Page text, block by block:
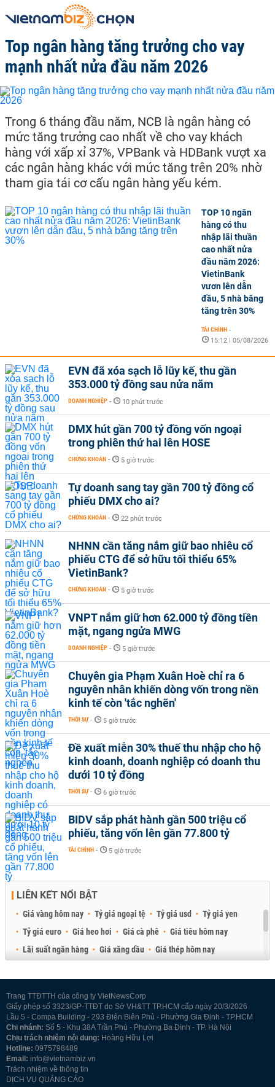
Top ngân hàng tăng trưởng cho vay
mạnh nhất nửa đầu năm 2026
Trong 6 tháng đầu năm, NCB là ngân hàng có
mức tăng trưởng cao nhất về cho vay khách
hàng với xấp xỉ 37%, VPBank và HDBank vượt xa
các ngân hàng khác với mức tăng trên 20% nhờ
tham gia tái cơ cấu ngân hàng yếu kém.
TOP 10 ngân
hàng có thu
nhập lãi thuần
cao nhất nửa
đầu năm 2026:
VietinBank
vươn lên dẫn
đầu, 5 nhà băng
tăng trên 30%
TÀI CHÍNH -
15:12 | 05/08/2026
EVN đã xóa sạch lỗ lũy kế, thu gần
353.000 tỷ đồng sau nửa năm
DOANH NGHIỆP - 10 phút trước
DMX hút gần 700 tỷ đồng vốn ngoại
trong phiên thứ hai lên HOSE
CHỨNG KHOÁN - 5 giờ trước
Tự doanh sang tay gần 700 tỷ đồng cổ
phiếu DMX cho ai?
CHỨNG KHOÁN - 22 phút trước
NHNN cần tăng nắm giữ bao nhiêu cổ
phiếu CTG để sở hữu tối thiểu 65%
VietinBank?
CHỨNG KHOÁN - 5 giờ trước
VNPT nắm giữ hơn 62.000 tỷ đồng tiền
mặt, ngang ngửa MWG
DOANH NGHIỆP - 5 giờ trước
Chuyên gia Phạm Xuân Hoè chỉ ra 6
nguyên nhân khiến dòng vốn trong nền
kinh tế còn 'tắc nghẽn'
THỜI SỰ - 5 giờ trước
Đề xuất miễn 30% thuế thu nhập cho hộ
kinh doanh, doanh nghiệp có doanh thu
dưới 10 tỷ đồng
THỜI SỰ - 6 giờ trước
BIDV sắp phát hành gần 500 triệu cổ
phiếu, tăng vốn lên gần 77.800 tỷ
TÀI CHÍNH - 5 giờ trước
LIÊN KẾT NỔI BẬT
Giá vàng hôm nay Tỷ giá ngoại tệ Tỷ giá usd
Tỷ giá yen
Tỷ giá euro
Giá heo hơi Giá cà phê
Giá tiêu hôm nay
Lãi suất ngân hàng
Giá xăng dầu
Giá thép hôm nay
Trang TTĐTTH của công ty VietNewsCorp
Giấy phép số 3323/GP-TTĐT do Sở VH&TT TP.HCM cấp ngày 20/3/2026
Lầu 5 - Compa Building - 293 Điện Biên Phủ - Phường Gia Định - TP.HCM
Chi nhánh: Số 5 - Khu 38A Trần Phú - Phường Ba Đình - TP. Hà Nội
Chịu trách nhiệm nội dung: Hoàng Hữu Lợi
Hotline: 0975798489
Email: info@vietnambiz.vn
Trách nhiệm về thông tin
DỊCH VỤ QUẢNG CÁO